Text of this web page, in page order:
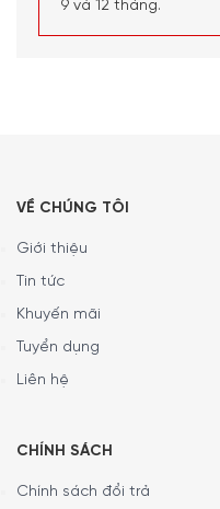
Máy Xay Mini Tefal
tiết kiệm năng lượng lên
9 và 12 tháng.
VỀ CHÚNG TÔI
Giới thiệu
Tin tức
Khuyến mãi
Tuyển dụng
Liên hệ
CHÍNH SÁCH
Chính sách đổi trả